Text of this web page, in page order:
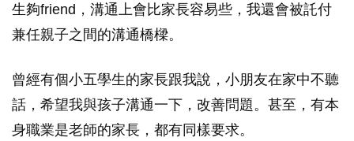
生夠friend，溝通上會比家長容易些，我還會被託付
兼任親子之間的溝通橋樑。
曾經有個小五學生的家長跟我說，小朋友在家中不聽
話，希望我與孩子溝通一下，改善問題。甚至，有本
身職業是老師的家長，都有同樣要求。